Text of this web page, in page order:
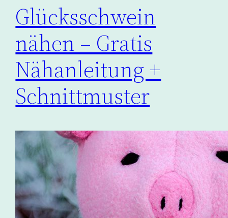
Glücksschwein
nähen – Gratis
Nähanleitung +
Schnittmuster